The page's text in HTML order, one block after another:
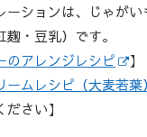
ーションは、じゃが
・豆乳）です。
のアレンジレシピ
】
ームレシピ（大麦若葉）
さい】